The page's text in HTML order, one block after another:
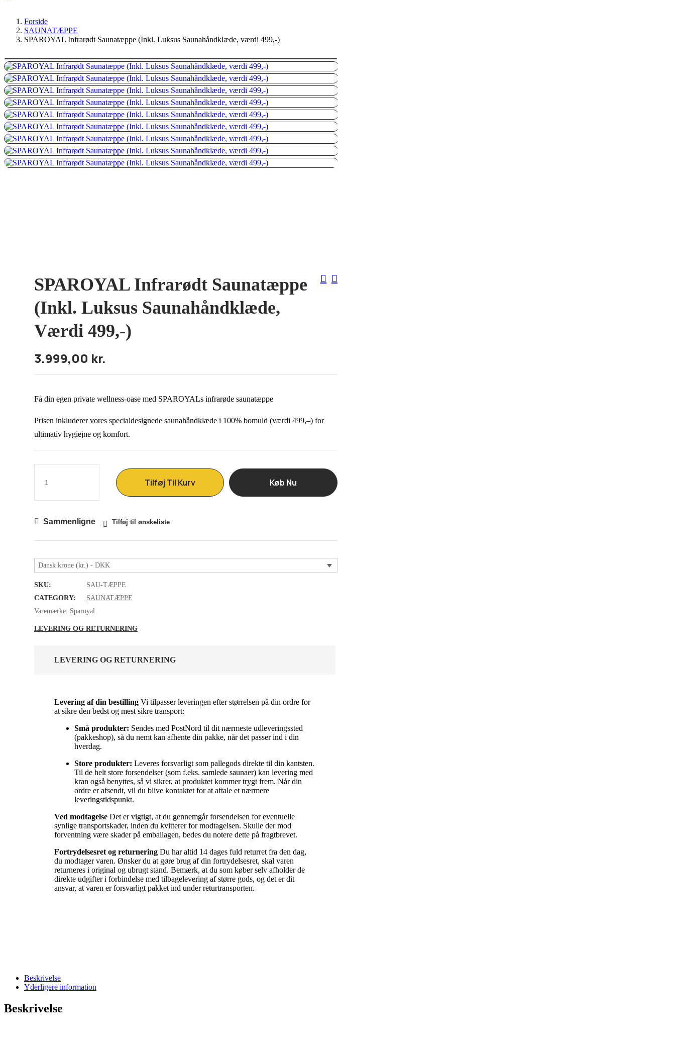
Forside
SAUNATÆPPE
SPAROYAL Infrarødt Saunatæppe (Inkl. Luksus Saunahåndklæde, værdi 499,-)
SPAROYAL Infrarødt Saunatæppe
(Inkl. Luksus Saunahåndklæde,
Værdi 499,-)
3.999,00 kr.
Få din egen private wellness-oase med SPAROYALs infrarøde saunatæppe
Prisen inkluderer vores specialdesignede saunahåndklæde i 100% bomuld (værdi 499,–) for
ultimativ hygiejne og komfort.
Tilføj Til Kurv Køb Nu
Sammenligne Tilføj til ønskeliste
Dansk krone (kr.) - DKK
SKU:
SAU-TÆPPE
CATEGORY:
SAUNATÆPPE
Varemærke: Sparoyal
LEVERING OG RETURNERING
LEVERING OG RETURNERING
Levering af din bestilling Vi tilpasser leveringen efter størrelsen på din ordre for
at sikre den bedst og mest sikre transport:
Små produkter: Sendes med PostNord til dit nærmeste udleveringssted
(pakkeshop), så du nemt kan afhente din pakke, når det passer ind i din
hverdag.
Store produkter: Leveres forsvarligt som pallegods direkte til din kantsten.
Til de helt store forsendelser (som f.eks. samlede saunaer) kan levering med
kran også benyttes, så vi sikrer, at produktet kommer trygt frem. Når din
ordre er afsendt, vil du blive kontaktet for at aftale et nærmere
leveringstidspunkt.
Ved modtagelse Det er vigtigt, at du gennemgår forsendelsen for eventuelle
synlige transportskader, inden du kvitterer for modtagelsen. Skulle der mod
forventning være skader på emballagen, bedes du notere dette på fragtbrevet.
Fortrydelsesret og returnering Du har altid 14 dages fuld returret fra den dag,
du modtager varen. Ønsker du at gøre brug af din fortrydelsesret, skal varen
returneres i original og ubrugt stand. Bemærk, at du som køber selv afholder de
direkte udgifter i forbindelse med tilbagelevering af større gods, og det er dit
ansvar, at varen er forsvarligt pakket ind under returtransporten.
Beskrivelse
Yderligere information
Beskrivelse